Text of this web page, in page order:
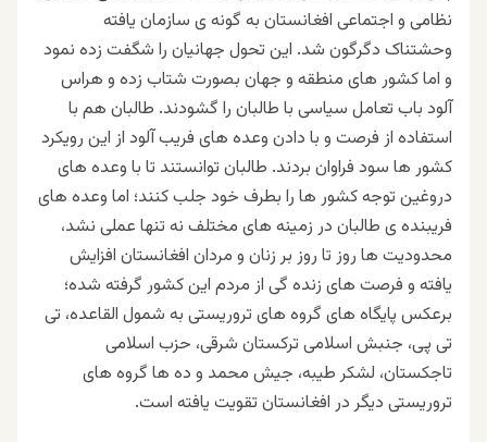
نظامی و اجتماعی افغانستان به گونه ی سازمان یافته
وحشتناک دگرگون شد. این تحول جهانیان را شگفت زده نمود
و اما کشور های منطقه و جهان بصورت شتاب زده و هراس
آلود باب تعامل سیاسی با طالبان را گشودند. طالبان هم با
استفاده از فرصت و با دادن وعده های فریب آلود از این رویکرد
کشور ها سود فراوان بردند. طالبان توانستند تا با وعده های
دروغین توجه کشور ها را بطرف خود جلب کنند؛ اما وعده های
فریبنده ی طالبان در زمینه های مختلف نه تنها عملی نشد،
محدودیت ها روز تا روز بر زنان و مردان افغانستان افزایش
یافته و فرصت های زنده گی از مردم این کشور گرفته شده؛
برعکس پایگاه های گروه های تروریستی به شمول القاعده، تی
تی پی، جنبش اسلامی ترکستان شرقی، حزب اسلامی
تاجکستان، لشکر طیبه، جیش محمد و ده ها گروه های
تروریستی دیگر در افغانستان تقویت یافته است.